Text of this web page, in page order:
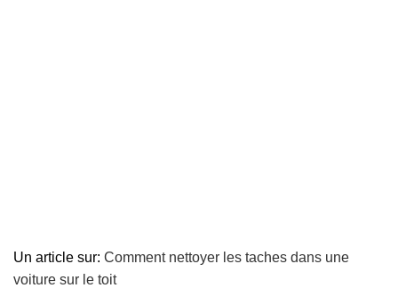
Un article sur: Comment nettoyer les taches dans une
voiture sur le toit